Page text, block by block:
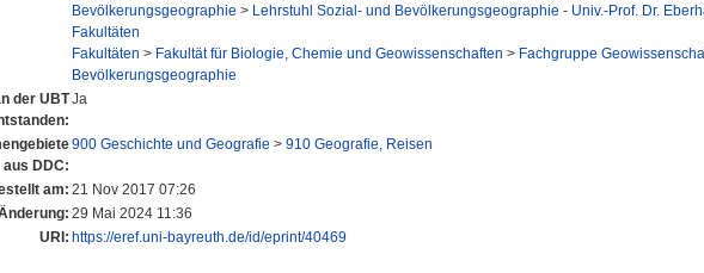
Bevölkerungsgeographie > Lehrstuhl Sozial- und Bevölkerungsgeographie - Univ.-Prof. Dr.
Fakultäten
Fakultäten > Fakultät für Biologie, Chemie und Geowissenschaften > Fachgruppe
Bevölkerungsgeographie
der UBTJa
aus DDC:
900 Geschichte und Geografie > 910 Geografie, Reisen
am: 21 Nov 2017 07:26
29 Mai 2024 11:36
URI: https://eref.uni-bayreuth.de/id/eprint/40469